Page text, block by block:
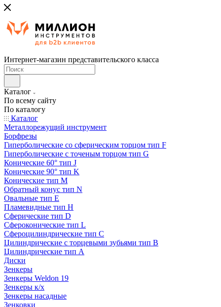
Интернет-магазин представительского класса
Каталог
По всему сайту
По каталогу
Каталог
Металлорежущий инструмент
Борфрезы
Гиперболические cо сферическим торцом тип F
Гиперболические с точеным торцом тип G
Конические 60° тип J
Конические 90° тип K
Конические тип M
Обратный конус тип N
Овальные тип E
Пламевидные тип H
Сферические тип D
Сфероконические тип L
Сфероцилиндрические тип C
Цилиндрические с торцевыми зубьями тип B
Цилиндрические тип А
Диски
Зенкеры
Зенкеры Weldon 19
Зенкеры к/х
Зенкеры насадные
Зенковки